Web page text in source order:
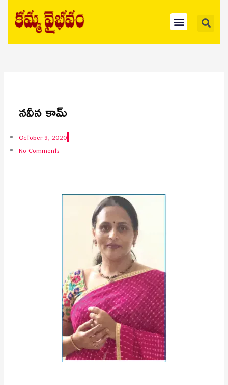
content
Menu
నవీన కామ్‌
October 9, 2020
No Comments